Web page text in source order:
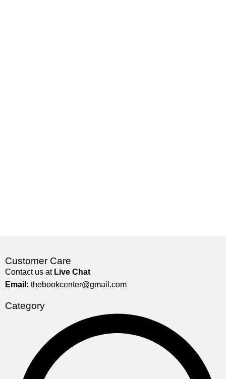
Customer Care
Contact us at Live Chat
Email: thebookcenter@gmail.com
Category